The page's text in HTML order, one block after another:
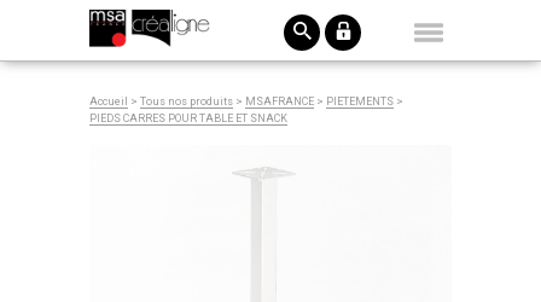
Accueil > Tous nos produits > MSAFRANCE > PIETEMENTS >
PIEDS CARRES POUR TABLE ET SNACK